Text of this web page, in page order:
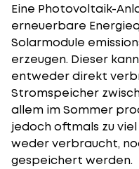
Eine Photovoltaik-
erneuerbare
Solarmodule
erzeugen. Dieser
entweder direkt
Stromspeicher
allem im Sommer
jedoch oftmals zu
weder verbraucht,
gespeichert werden.